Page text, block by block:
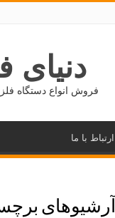
دنیای
فروش انواع دستگاه
ارتباط با ما
آرشیوهای